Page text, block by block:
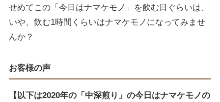
せめてこの「今日はナマケモノ」を飲む日ぐらいは、
いや、飲む1時間くらいはナマケモノになってみませ
んか？
お客様の声
【以下は2020年の「中深煎り」の今日はナマケモノの